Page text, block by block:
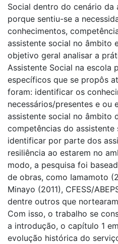
Social dentro do cenário da
porque sentiu-se a
conhecimentos,
assistente social no âmbito
objetivo geral analisar a
Assistente Social na escola
específicos que se propôs
foram: identificar os
necessários/presentes e ou
assistente social no âmbito
competências do
identificar por parte dos
resiliência ao estarem no
modo, a pesquisa foi
de obras, como Iamamoto
Minayo (2011), CFESS/
dentre outros que
Com isso, o trabalho se
a introdução, o capítulo 1
evolução histórica do